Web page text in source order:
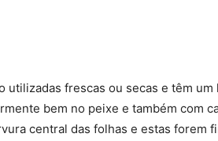
utilizadas frescas ou secas e têm
bem no peixe e também com
central das folhas e estas forem